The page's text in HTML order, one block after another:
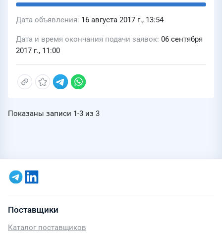
Дата объявления 16 августа 2017 г., 13:54
Дата и время окончания подачи заявок 06 сентября
2017 г., 11:00
Показаны записи 1-3 из 3
Поставщики
Каталог поставщиков